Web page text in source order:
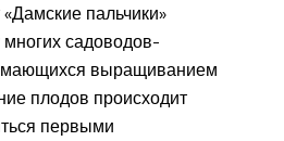
пальчики»
садоводов-
выращиванием
плодов происходит
первыми